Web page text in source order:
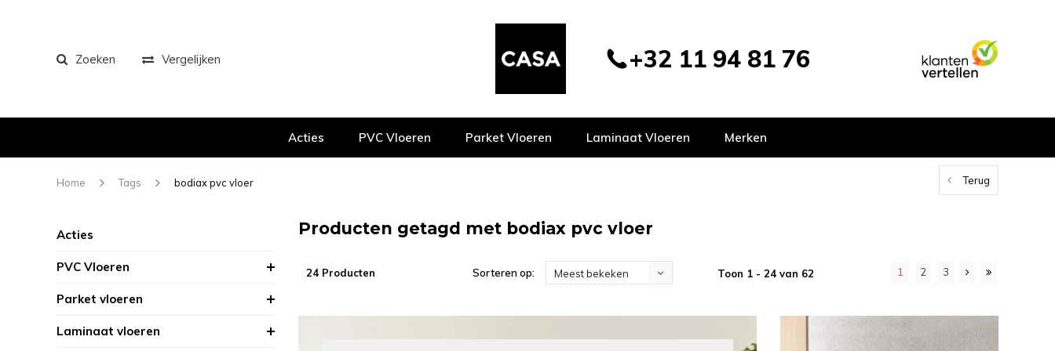
Zoeken Vergelijken +32 11 94 81 76
Acties PVC Vloeren Parket Vloeren Laminaat Vloeren Merken
Home Tags bodiax pvc vloer Terug
Acties
PVC Vloeren
Parket vloeren
Laminaat vloeren
Producten getagd met bodiax pvc vloer
24 Producten Sorteren op: Meest bekeken Toon 1 - 24 van 62 1 2 3